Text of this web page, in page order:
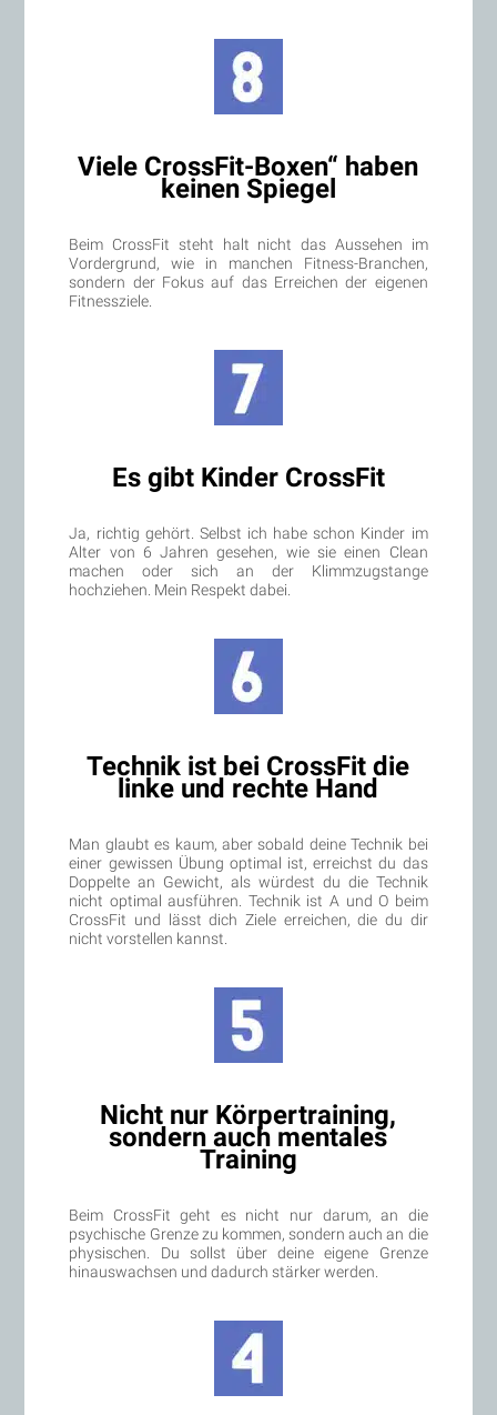
Viele CrossFit-Boxen“ haben
keinen Spiegel
Beim CrossFit steht halt nicht das Aussehen im
Vordergrund, wie in manchen Fitness-Branchen,
sondern der Fokus auf das Erreichen der eigenen
Fitnessziele.
Es gibt Kinder CrossFit
Ja, richtig gehört. Selbst ich habe schon Kinder im
Alter von 6 Jahren gesehen, wie sie einen Clean
machen oder sich an der Klimmzugstange
hochziehen. Mein Respekt dabei.
Technik ist bei CrossFit die
linke und rechte Hand
Man glaubt es kaum, aber sobald deine Technik bei
einer gewissen Übung optimal ist, erreichst du das
Doppelte an Gewicht, als würdest du die Technik
nicht optimal ausführen. Technik ist A und O beim
CrossFit und lässt dich Ziele erreichen, die du dir
nicht vorstellen kannst.
Nicht nur Körpertraining,
sondern auch mentales
Training
Beim CrossFit geht es nicht nur darum, an die
psychische Grenze zu kommen, sondern auch an die
physischen. Du sollst über deine eigene Grenze
hinauswachsen und dadurch stärker werden.